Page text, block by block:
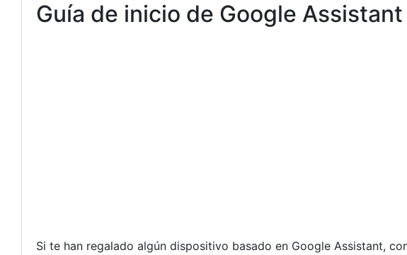
Guía de inicio de Google Assistant
Si te han regalado algún dispositivo basado en Google Assistant,